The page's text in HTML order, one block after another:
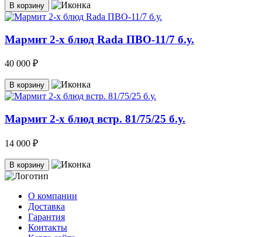
В корзину
Мармит 2-х блюд Rada ПВО-11/7 б.у.
40 000 ₽
В корзину
Мармит 2-х блюд встр. 81/75/25 б.у.
14 000 ₽
В корзину
О компании
Доставка
Гарантия
Контакты